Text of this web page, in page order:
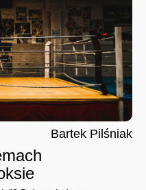
Bartek Pilśniak